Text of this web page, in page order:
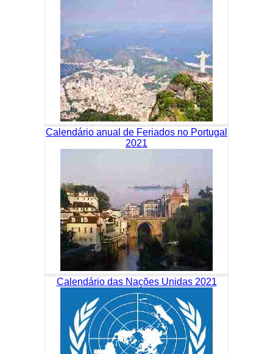
Calendário anual de Feriados no Portugal
2021
Calendário das Nações Unidas 2021